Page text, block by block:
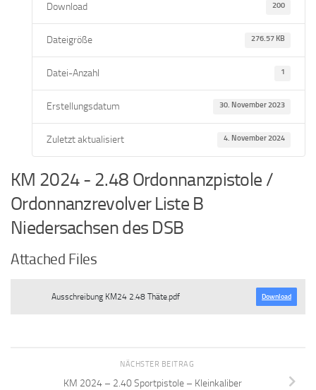
Download 200
Dateigröße 276.57 KB
Datei-Anzahl 1
Erstellungsdatum 30. November 2023
Zuletzt aktualisiert 4. November 2024
KM 2024 - 2.48 Ordonnanzpistole /
Ordonnanzrevolver Liste B
Niedersachsen des DSB
Attached Files
Ausschreibung KM24 2.48 Thäte.pdf Download
NÄCHSTER BEITRAG
KM 2024 – 2.40 Sportpistole – Kleinkaliber